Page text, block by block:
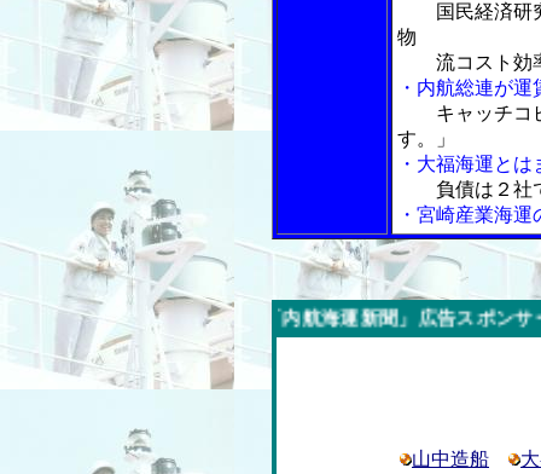
国民経済研
物
流コスト効率
・内航総連が
キャッチ
す。」
・大福海運と
負債は２社
・宮崎産業海
今週の「内航海運新聞」広告スポンサー企業
山中造船